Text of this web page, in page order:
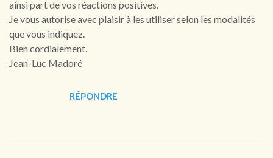
ainsi part de vos réactions positives.
Je vous autorise avec plaisir à les utiliser selon les modalités
que vous indiquez.
Bien cordialement.
Jean-Luc Madoré
RÉPONDRE